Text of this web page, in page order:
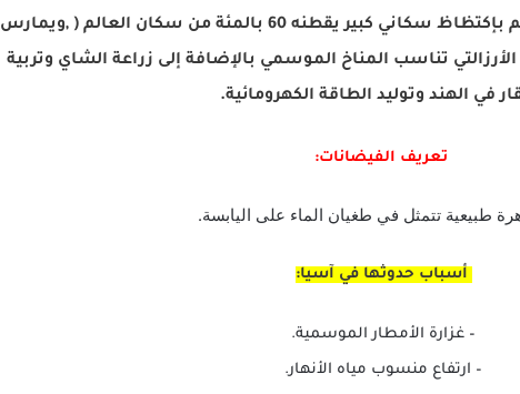
يتميز الإقليم بإكتظاظ سكاني كبير يقطنه 60 بالمئة من سكان العالم ( ,ويمارس
تناسب المناخ الموسمي بالإضافة إلى زراعة الشاي وتربية
في الهند وتوليد الطاقة الكهرومائية.
تعريف الفيضانات:
طبيعية تتمثل في طغيان الماء على اليابسة.
أسباب حدوثها في آسيا:
– غزارة الأمطار الموسمية.
– ارتفاع منسوب مياه الأنهار.